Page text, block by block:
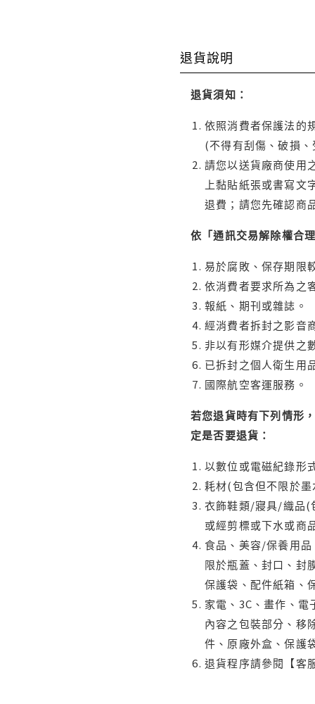
退貨說明
退貨須知：
依照消費者保護法的
(不得有刮傷、破損
請您以送貨廠商使用
上黏貼紙張或書寫
退費；請您先確認商
依「通訊交易解除權合
易於腐敗、保存期限
依消費者要求所為之
報紙、期刊或雜誌。
經消費者拆封之影音
非以有形媒介提供之
已拆封之個人衛生用
國際航空客運服務。
若您退貨時有下列情形
定是否要退貨：
以數位或電磁紀錄形
耗材(包含但不限於
衣飾鞋類/寢具/織品(
或經剪標或下水或商
食品、美容/保養用
限於瓶蓋、封口、封
保護袋、配件紙箱、
家電、3C、畫作、
內容之包裝部分、移
件、原廠外盒、保護
退貨程序請參閱【